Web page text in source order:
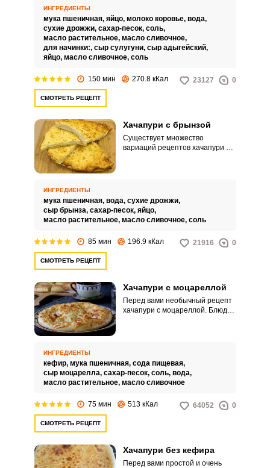
перекуса или обеда.
ИНГРЕДИЕНТЫ
мука пшеничная, яйцо, молоко коровье, вода,
сухие дрожжи, сахар-песок, соль,
масло растительное, масло сливочное,
для начинки:, сыр сулугуни, сыр адыгейский,
яйцо, масло сливочное, соль
150 мин 270.8 кКал 23127 0
СМОТРЕТЬ РЕЦЕПТ
Хачапури с брынзой
Существует множество
вариаций рецептов хачапури в
рецепт хачапури с брынзой.
ИНГРЕДИЕНТЫ
мука пшеничная, вода, сухие дрожжи,
сыр брынза, сахар-песок, яйцо,
масло растительное, масло сливочное, соль
85 мин 196.9 кКал 21916 0
СМОТРЕТЬ РЕЦЕПТ
Хачапури с моцареллой
Перед вами необычный рецепт
хачапури с моцареллой. Блюдо
ИНГРЕДИЕНТЫ
кефир, мука пшеничная, сода пищевая,
сыр моцарелла, сахар-песок, соль, вода,
масло растительное, масло сливочное
75 мин 513 кКал 64052 0
СМОТРЕТЬ РЕЦЕПТ
Хачапури без кефира
Перед вами простой и очень